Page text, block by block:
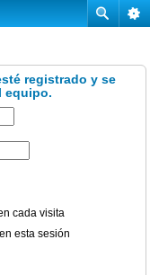
registrado y se
equipo.
cada visita
esta sesión